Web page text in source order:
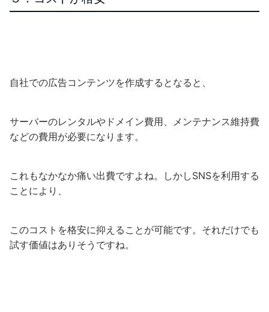
自社での広告コンテンツを作成するとなると、
サーバーのレンタルやドメイン費用、メンテナンス維持費
などの費用が必要になります。
これもなかなか痛い出費ですよね。しかしSNSを利用する
ことにより、
このコストを格安に抑えることが可能です。それだけでも
試す価値はありそうですね。